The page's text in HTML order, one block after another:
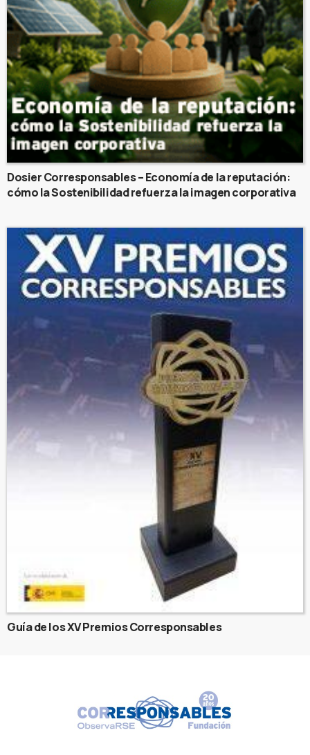
Dosier Corresponsables – Economía de la reputación:
cómo la Sostenibilidad refuerza la imagen corporativa
Guía de los XV Premios Corresponsables